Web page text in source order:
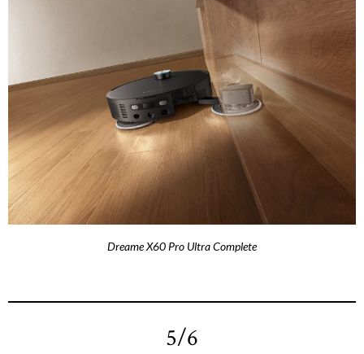
Dreame X60 Pro Ultra Complete
5/6